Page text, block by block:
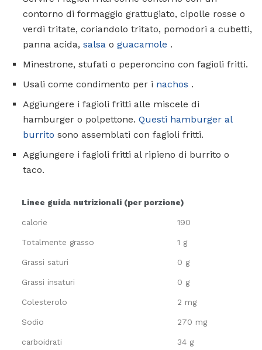
contorno di formaggio grattugiato, cipolle rosse o
verdi tritate, coriandolo tritato, pomodori a cubetti,
panna acida, salsa o guacamole .
Minestrone, stufati o peperoncino con fagioli fritti.
Usali come condimento per i nachos .
Aggiungere i fagioli fritti alle miscele di
hamburger o polpettone. Questi hamburger al
burrito sono assemblati con fagioli fritti.
Aggiungere i fagioli fritti al ripieno di burrito o
taco.
Linee guida nutrizionali (per porzione)
calorie 190
Totalmente grasso 1 g
Grassi saturi 0 g
Grassi insaturi 0 g
Colesterolo 2 mg
Sodio 270 mg
carboidrati 34 g